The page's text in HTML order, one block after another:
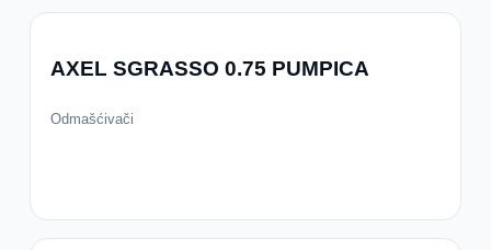
AXEL SGRASSO 0.75 PUMPICA
Odmašćivači